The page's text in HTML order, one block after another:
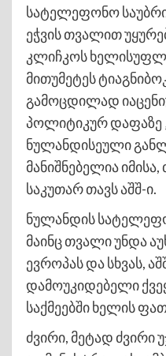
სატელეფონო
ეჭვის თვალით
კლიჩკოს
მითუმეტეს
გამოცდილად
პოლიტიკურ დაფაზე
ნულანდისეული
მანიშნებელია
საკუთარ თავს აშშ-ი.
ნულანდის
მაინც თვალი უნდა
ევროპას და სხვას,
დამოუკიდებელი
საქმეებში ხელის
ძვირი, მეტად ძვირი